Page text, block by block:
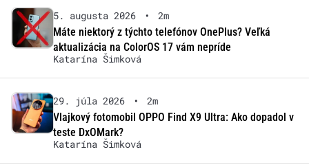
5. augusta 2026 •
2m
Máte niektorý z týchto telefónov OnePlus? Veľká
aktualizácia na ColorOS 17 vám nepríde
Katarína Šimková
29. júla 2026 •
2m
Vlajkový fotomobil OPPO Find X9 Ultra: Ako dopadol v
teste DxOMark?
Katarína Šimková